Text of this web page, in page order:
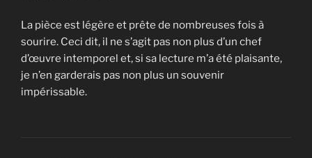
La pièce est légère et prête de nombreuses fois à
sourire. Ceci dit, il ne s’agit pas non plus d’un chef
d’œuvre intemporel et, si sa lecture m’a été plaisante,
je n’en garderais pas non plus un souvenir
impérissable.